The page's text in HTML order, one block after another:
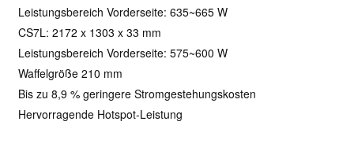
Leistungsbereich Vorderseite: 635~665 W
CS7L: 2172 x 1303 x 33 mm
Leistungsbereich Vorderseite: 575~600 W
Waffelgröße 210 mm
Bis zu 8,9 % geringere Stromgestehungskosten
Hervorragende Hotspot-Leistung